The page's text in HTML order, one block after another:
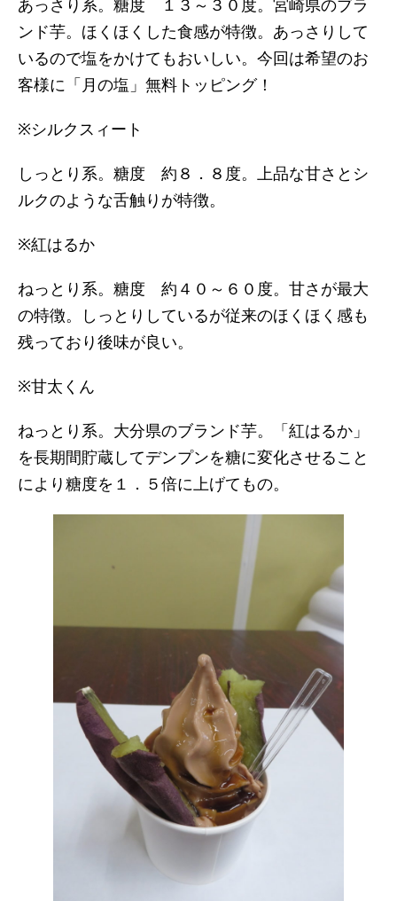
あっさり系。糖度 １３～３０度。宮崎県のブラ
ンド芋。ほくほくした食感が特徴。あっさりして
いるので塩をかけてもおいしい。今回は希望のお
客様に「月の塩」無料トッピング！
※シルクスィート
しっとり系。糖度 約８．８度。上品な甘さとシ
ルクのような舌触りが特徴。
※紅はるか
ねっとり系。糖度 約４０～６０度。甘さが最大
の特徴。しっとりしているが従来のほくほく感も
残っており後味が良い。
※甘太くん
ねっとり系。大分県のブランド芋。「紅はるか」
を長期間貯蔵してデンプンを糖に変化させること
により糖度を１．５倍に上げてもの。